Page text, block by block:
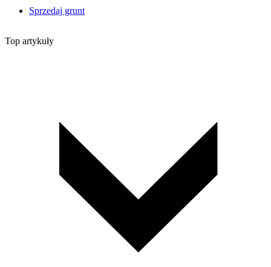
Sprzedaj grunt
Top artykuły